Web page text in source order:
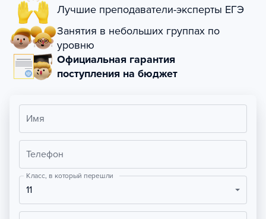
Лучшие преподаватели-эксперты ЕГЭ
Занятия в небольших группах по
уровню
Официальная гарантия
поступления на бюджет
Имя
Телефон
Класс, в который перешли
11